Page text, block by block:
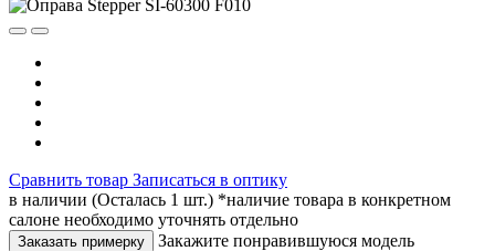
Сравнить товар Записаться в оптику
в наличии (Осталась 1 шт.) *наличие товара в конкретном
салоне необходимо уточнять отдельно
Заказать примерку
Закажите понравившуюся модель